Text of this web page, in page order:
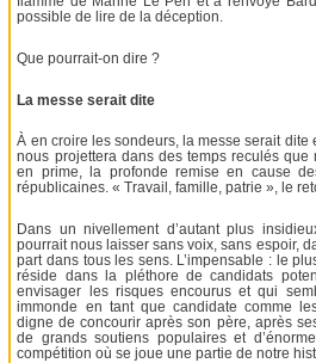
possible de lire de la déception.
Que pourrait-on dire ?
La messe serait dite
À en croire les sondeurs, la messe serait dite
nous projettera dans des temps reculés que
en prime, la profonde remise en cause
républicaines. « Travail, famille, patrie », le
Dans un nivellement d’autant plus
pourrait nous laisser sans voix, sans espoir,
part dans tous les sens. L’impensable : le
réside dans la pléthore de candidats
envisager les risques encourus et qui
immonde en tant que candidate comme
digne de concourir après son père, après
de grands soutiens populaires et
compétition où se joue une partie de notre